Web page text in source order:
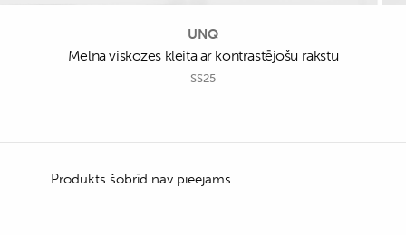
UNQ
Melna viskozes kleita ar kontrastējošu rakstu
SS25
Produkts šobrīd nav pieejams.